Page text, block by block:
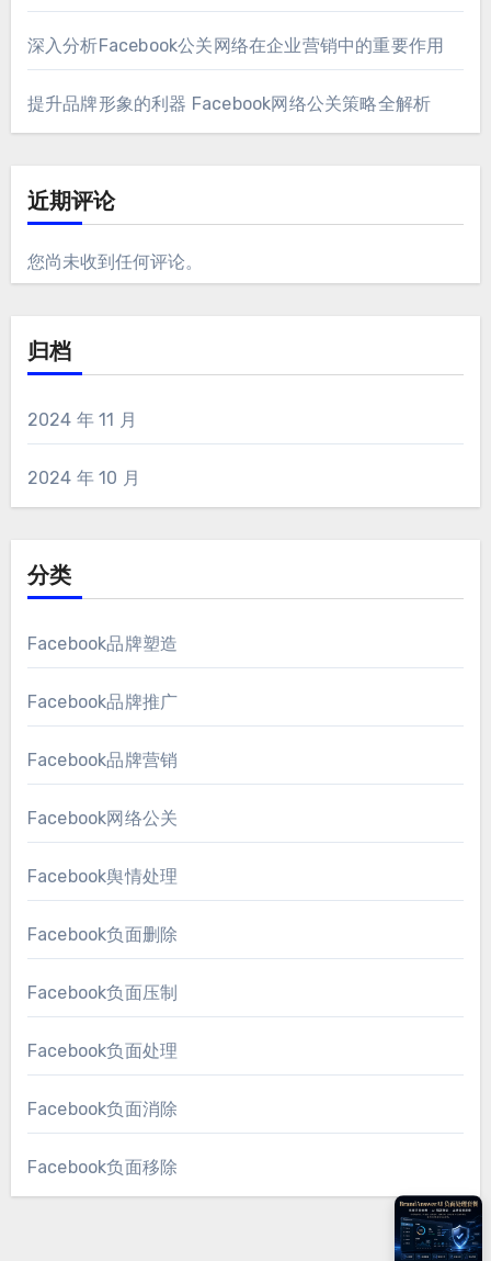
深入分析Facebook公关网络在企业营销中的重要作用
提升品牌形象的利器 Facebook网络公关策略全解析
近期评论
您尚未收到任何评论。
归档
2024 年 11 月
2024 年 10 月
分类
Facebook品牌塑造
Facebook品牌推广
Facebook品牌营销
Facebook网络公关
Facebook舆情处理
Facebook负面删除
Facebook负面压制
Facebook负面处理
Facebook负面消除
Facebook负面移除